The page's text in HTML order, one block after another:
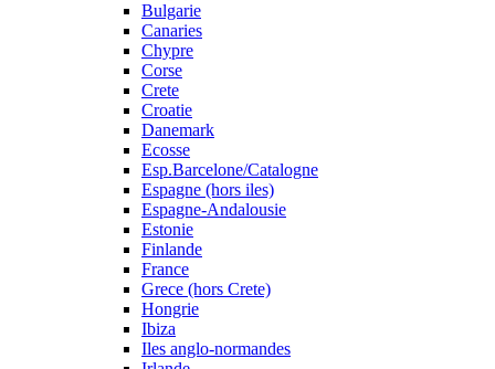
Bulgarie
Canaries
Chypre
Corse
Crete
Croatie
Danemark
Ecosse
Esp.Barcelone/Catalogne
Espagne (hors iles)
Espagne-Andalousie
Estonie
Finlande
France
Grece (hors Crete)
Hongrie
Ibiza
Iles anglo-normandes